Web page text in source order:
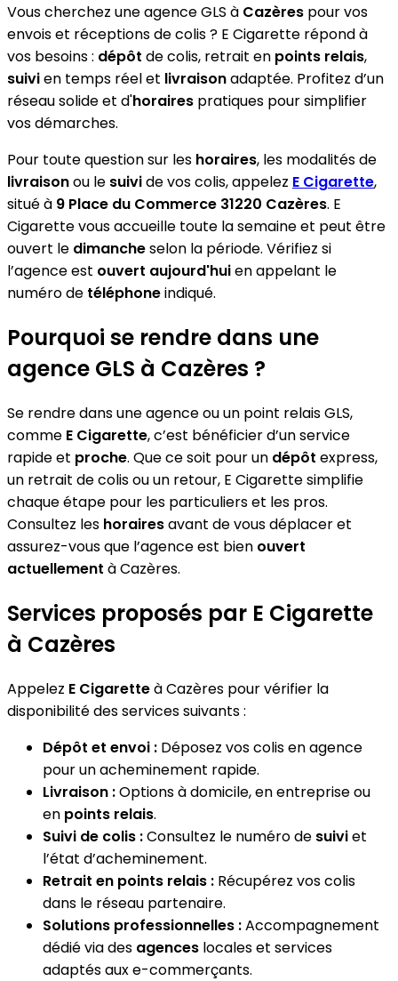
Vous cherchez une agence GLS à Cazères pour vos
envois et réceptions de colis ? E Cigarette répond à
vos besoins : dépôt de colis, retrait en points relais,
suivien temps réel et livraisonadaptée. Profitez d’un
réseau solide et d'horaires pratiques pour simplifier
vos démarches.
Pour toute question sur les horaires, les modalités de
livraisonou le suivide vos colis, appelez E Cigarette,
situé à 9 Place du Commerce 31220 Cazères. E
Cigarette vous accueille toute la semaine et peut être
ouvert le dimancheselon la période. Vérifiez si
l’agence est ouvert aujourd'huien appelant le
numéro de téléphoneindiqué.
Pourquoi se rendre dans une
agence GLS à Cazères ?
Se rendre dans une agence ou un point relais GLS,
comme E Cigarette, c’est bénéficier d’un service
rapide et proche. Que ce soit pour un dépôt express,
un retrait de colis ou un retour, E Cigarette simplifie
chaque étape pour les particuliers et les pros.
Consultez les horairesavant de vous déplacer et
assurez-vous que l’agence est bien ouvert
actuellement à Cazères.
Services proposés par E Cigarette
à Cazères
Appelez E Cigaretteà Cazères pour vérifier la
disponibilité des services suivants :
Dépôt et envoi : Déposez vos colis en agence
pour un acheminement rapide.
Livraison :Options à domicile, en entreprise ou
en points relais.
Suivi de colis :Consultez le numéro de suiviet
l’état d’acheminement.
Retrait en points relais : Récupérez vos colis
dans le réseau partenaire.
Solutions professionnelles :Accompagnement
dédié via des agences locales et services
adaptés aux e-commerçants.